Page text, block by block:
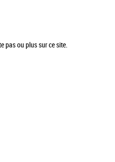
pas ou plus sur ce site.